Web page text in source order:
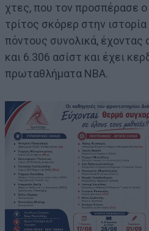
χτες, που τον προσπέρασε
τρίτος σκόρερ στην
πόντους συνολικά, έχοντας
και 6.306 ασίστ και έχει
πρωταθλήματα NBA.